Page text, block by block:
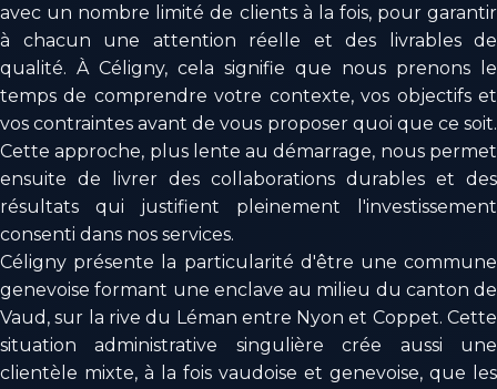
avec un nombre limité de clients à la fois, pour garantir
à chacun une attention réelle et des livrables de
qualité. À Céligny, cela signifie que nous prenons le
temps de comprendre votre contexte, vos objectifs et
vos contraintes avant de vous proposer quoi que ce soit.
Cette approche, plus lente au démarrage, nous permet
ensuite de livrer des collaborations durables et des
résultats qui justifient pleinement l'investissement
consenti dans nos services.
Céligny présente la particularité d'être une commune
genevoise formant une enclave au milieu du canton de
Vaud, sur la rive du Léman entre Nyon et Coppet. Cette
situation administrative singulière crée aussi une
clientèle mixte, à la fois vaudoise et genevoise, que les